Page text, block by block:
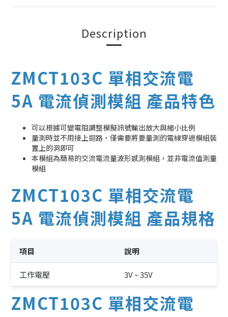
Description
ZMCT103C 單相交流電
5A 電流偵測模組 產品特色
可以根據可變電阻調整模擬訊號輸出放大與縮小比例
量測時並不用接上迴路，僅需要將要量測的電線穿過模組裝
置上的洞即可
本模組為簡易的交流電流量波形感測模組，並非電流值測量
模組
ZMCT103C 單相交流電
5A 電流偵測模組 產品規格
項目 說明
工作電壓 3V ~ 35V
ZMCT103C 單相交流電